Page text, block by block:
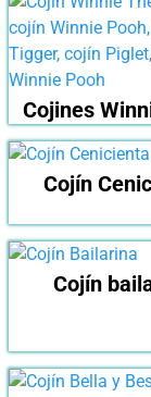
Cojines
Cojín
Cojín